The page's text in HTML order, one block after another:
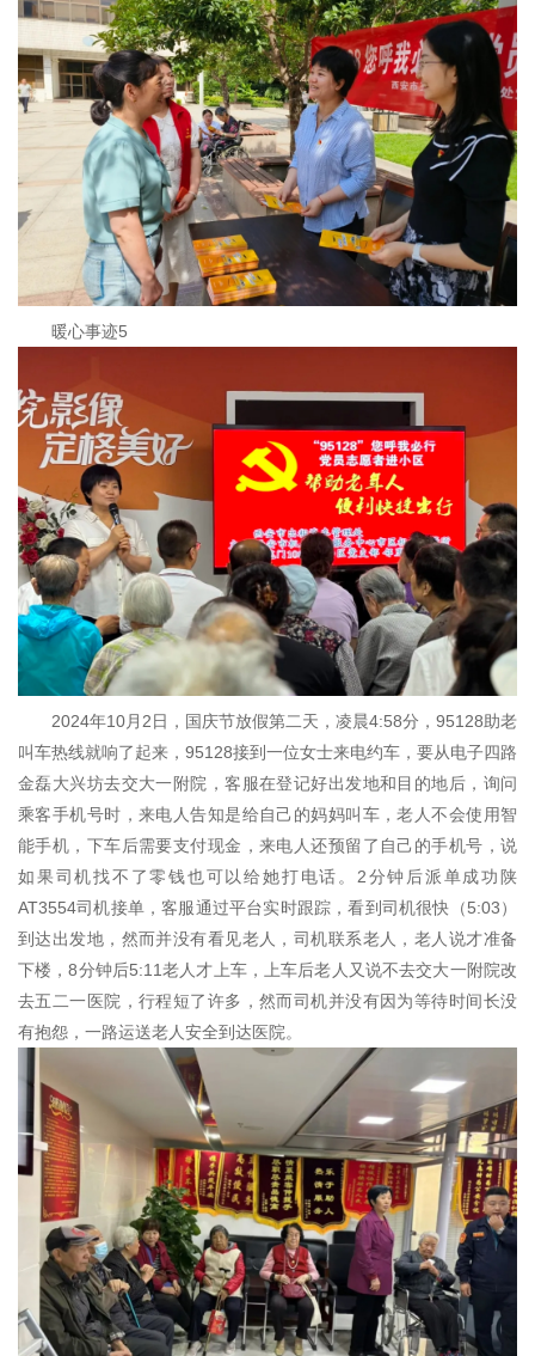
暖心事迹5
2024年10月2日，国庆节放假第二天，凌晨4:58分，95128助老
叫车热线就响了起来，95128接到一位女士来电约车，要从电子四路
金磊大兴坊去交大一附院，客服在登记好出发地和目的地后，询问
乘客手机号时，来电人告知是给自己的妈妈叫车，老人不会使用智
能手机，下车后需要支付现金，来电人还预留了自己的手机号，说
如果司机找不了零钱也可以给她打电话。2分钟后派单成功陕
AT3554司机接单，客服通过平台实时跟踪，看到司机很快（5:03）
到达出发地，然而并没有看见老人，司机联系老人，老人说才准备
下楼，8分钟后5:11老人才上车，上车后老人又说不去交大一附院改
去五二一医院，行程短了许多，然而司机并没有因为等待时间长没
有抱怨，一路运送老人安全到达医院。